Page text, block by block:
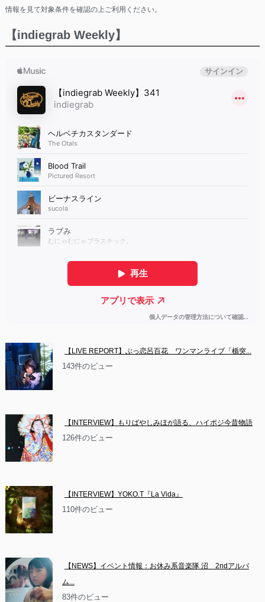
情報を見て対象条件を確認の上ご利用ください。
【indiegrab Weekly】
【LIVE REPORT】ぶっ恋呂百花　ワンマンライブ「楯突...
143件のビュー
【INTERVIEW】もりばやしみほが語る、ハイポジ今昔物語
126件のビュー
【INTERVIEW】YOKO.T『La Vida』
110件のビュー
【NEWS】イベント情報：お休み系音楽隊 沼　2ndアルバ
ム...
83件のビュー